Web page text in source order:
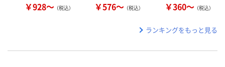
￥928～ （税込） ￥576～ （税込） ￥360～ （税込）
ランキングをもっと見る